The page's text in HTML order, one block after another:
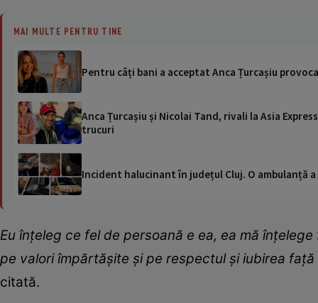
MAI MULTE PENTRU TINE
Pentru câți bani a acceptat Anca Țurcașiu
Anca Țurcașiu și Nicolai Tand, rivali la Asia
trucuri
Incident halucinant în județul Cluj. O ambulanță
Eu înțeleg ce fel de persoană e ea, ea mă
pe valori împărtășite și pe respectul și iubirea față
citată.